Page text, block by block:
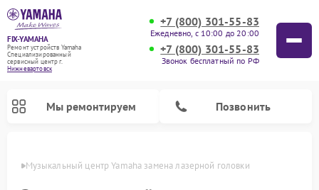
FIX-YAMAHA
Ремонт устройств Yamaha
Специализированный
cервисный центр г.
Нижневартовск
+7 (800) 301-55-83
Ежедневно, с 10:00 до 20:00
+7 (800) 301-55-83
Звонок бесплатный по РФ
Мы ремонтируем Позвонить
Музыкальный центр Yamaha замена лазерной головки